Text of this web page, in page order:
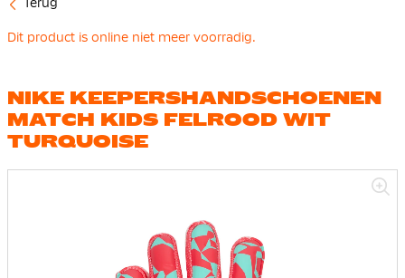
Dit product is online niet meer voorradig.
NIKE KEEPERSHANDSCHOENEN
MATCH KIDS FELROOD WIT
TURQUOISE